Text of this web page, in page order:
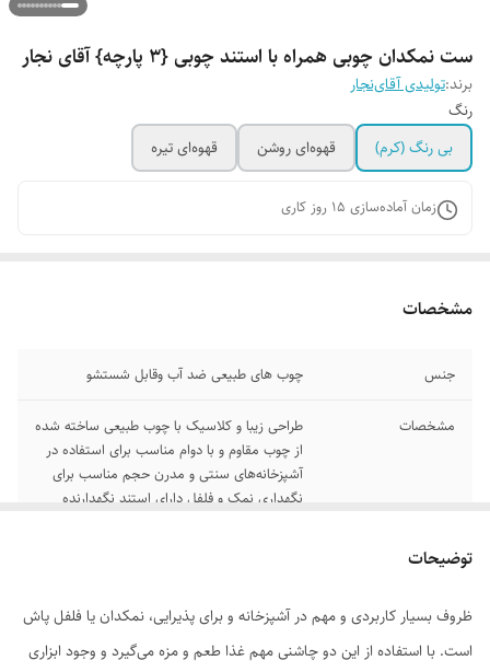
ست نمکدان چوبی همراه با استند چوبی {3 پارچه} آقای نجار
برند:تولیدی آقای‌نجار
رنگ
بی رنگ‌ (کرم)
قهوه‌ای روشن قهوه‌ای تیره
زمان آماده‌سازی 15 روز کاری
مشخصات
جنس چوب های طبیعی ضد آب وقابل شستشو
مشخصات
طراحی زیبا و کلاسیک با چوب طبیعی ساخته شده
از چوب مقاوم و با دوام مناسب برای استفاده در
آشپزخانه‌های سنتی و مدرن حجم مناسب برای
نگهداری نمک و فلفل دارای استند نگهدارنده
توضیحات
ظروف بسیار کاربردی و مهم در آشپزخانه و برای پذیرایی، نمکدان یا فلفل پاش
است. با استفاده از این دو چاشنی مهم غذا طعم و مزه می‌گیرد و وجود ابزاری